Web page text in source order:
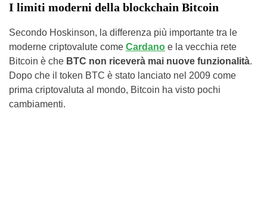
I limiti moderni della blockchain Bitcoin
Secondo Hoskinson, la differenza più importante tra le
moderne criptovalute come Cardano e la vecchia rete
Bitcoin è che BTC non riceverà mai nuove funzionalità.
Dopo che il token BTC è stato lanciato nel 2009 come
prima criptovaluta al mondo, Bitcoin ha visto pochi
cambiamenti.